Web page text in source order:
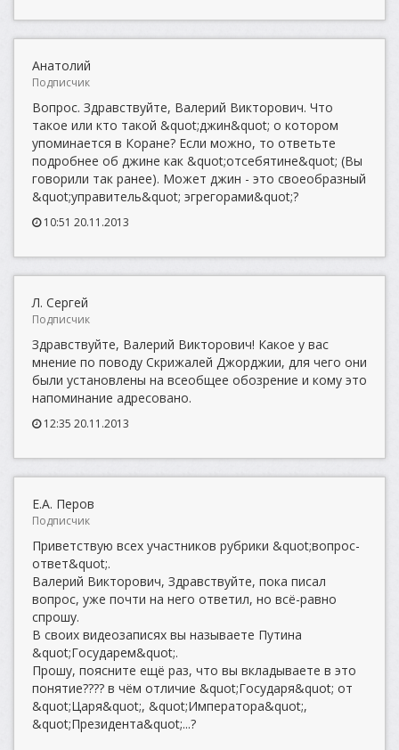
Анатолий
Подписчик
Вопрос. Здравствуйте, Валерий Викторович. Что
такое или кто такой &quot;джин&quot; о котором
упоминается в Коране? Если можно, то ответьте
подробнее об джине как &quot;отсебятине&quot; (Вы
говорили так ранее). Может джин - это своеобразный
&quot;управитель&quot; эгрегорами&quot;?
10:51 20.11.2013
Л. Сергей
Подписчик
Здравствуйте, Валерий Викторович! Какое у вас
мнение по поводу Скрижалей Джорджии, для чего они
были установлены на всеобщее обозрение и кому это
напоминание адресовано.
12:35 20.11.2013
Е.А. Перов
Подписчик
Приветствую всех участников рубрики &quot;вопрос-
ответ&quot;.
Валерий Викторович, Здравствуйте, пока писал
вопрос, уже почти на него ответил, но всё-равно
спрошу.
В своих видеозаписях вы называете Путина
&quot;Государем&quot;.
Прошу, поясните ещё раз, что вы вкладываете в это
понятие???? в чём отличие &quot;Государя&quot; от
&quot;Царя&quot;, &quot;Императора&quot;,
&quot;Президента&quot;...?